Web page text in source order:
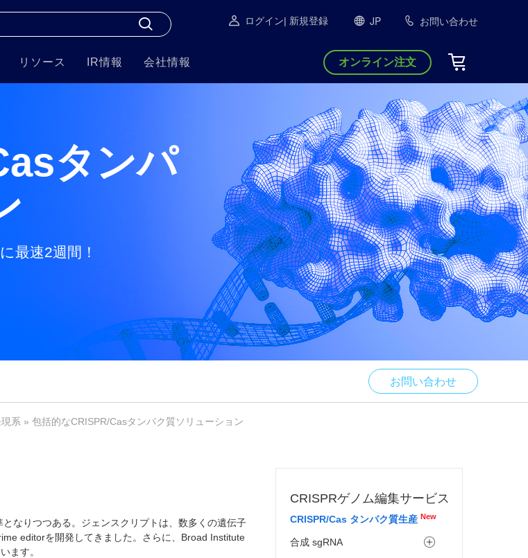
ログイン| 新規登録 JP お問い合わせ
リソース IR情報 会社情報 オンライン注文
タンパ
最速2週間！
お問い合わせ
系 » 包括的なCRISPR/Casタンパク質ソリューション
なりつつある。ジェンスクリプトは、数多くの遺伝子
editorを開発してきました。さらに、Broad Institute
ます。
CRISPRゲノム編集サービス
CRISPR/Cas タンパク質生産 New
合成 sgRNA